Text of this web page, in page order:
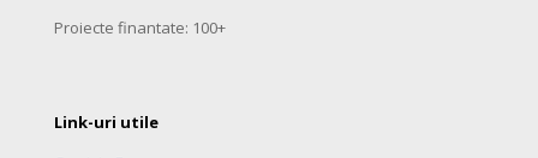
Proiecte finantate: 100+
Link-uri utile